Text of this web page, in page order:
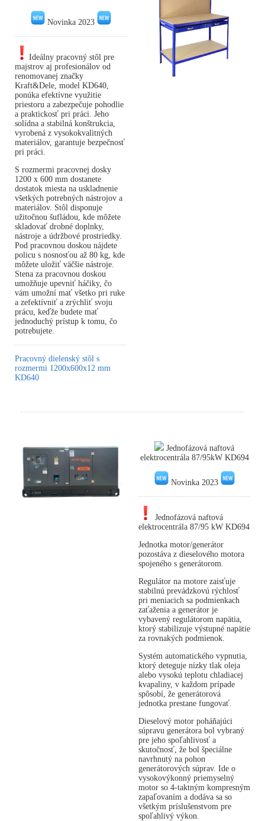
Novinka 2023
Ideálny pracovný stôl pre
majstrov aj profesionálov od
renomovanej značky
Kraft&Dele, model KD640,
ponúka efektívne využitie
priestoru a zabezpečuje pohodlie
a praktickosť pri práci. Jeho
solídna a stabilná konštrukcia,
vyrobená z vysokokvalitných
materiálov, garantuje bezpečnosť
pri práci.
S rozmermi pracovnej dosky
1200 x 600 mm dostanete
dostatok miesta na uskladnenie
všetkých potrebných nástrojov a
materiálov. Stôl disponuje
užitočnou šufládou, kde môžete
skladovať drobné doplnky,
nástroje a údržbové prostriedky.
Pod pracovnou doskou nájdete
policu s nosnosťou až 80 kg, kde
môžete uložiť väčšie nástroje.
Stena za pracovnou doskou
umožňuje upevniť háčiky, čo
vám umožní mať všetko pri ruke
a zefektívniť a zrýchliť svoju
prácu, keďže budete mať
jednoduchý prístup k tomu, čo
potrebujete.
Pracovný dielenský stôl s
rozmermi 1200x600x12 mm
KD640
Jednofázová naftová
elektrocentrála 87/95kW KD694
Novinka 2023
Jednofázová naftová
elektrocentrála 87/95 kW KD694
Jednotka motor/generátor
pozostáva z dieselového motora
spojeného s generátorom.
Regulátor na motore zaisťuje
stabilnú prevádzkovú rýchlosť
pri meniacich sa podmienkach
zaťaženia a generátor je
vybavený regulátorom napätia,
ktorý stabilizuje výstupné napätie
za rovnakých podmienok.
Systém automatického vypnutia,
ktorý deteguje nízky tlak oleja
alebo vysokú teplotu chladiacej
kvapaliny, v každom prípade
spôsobí, že generátorová
jednotka prestane fungovať.
Dieselový motor poháňajúci
súpravu generátora bol vybraný
pre jeho spoľahlivosť a
skutočnosť, že bol špeciálne
navrhnutý na pohon
generátorových súprav. Ide o
vysokovýkonný priemyselný
motor so 4-taktným kompresným
zapaľovaním a dodáva sa so
všetkým príslušenstvom pre
spoľahlivý výkon.